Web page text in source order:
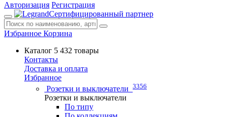
Авторизация Регистрация
Сертифицированный партнер
Избранное Корзина
Каталог 5 432 товары
Контакты
Доставка и оплата
Избранное
Розетки и выключатели 3356
Розетки и выключатели
По типу